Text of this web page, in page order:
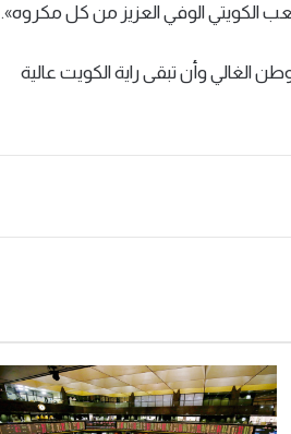
الكويتي الوفي العزيز من كل مكروه»
.
الغالي وأن تبقى راية الكويت عالية